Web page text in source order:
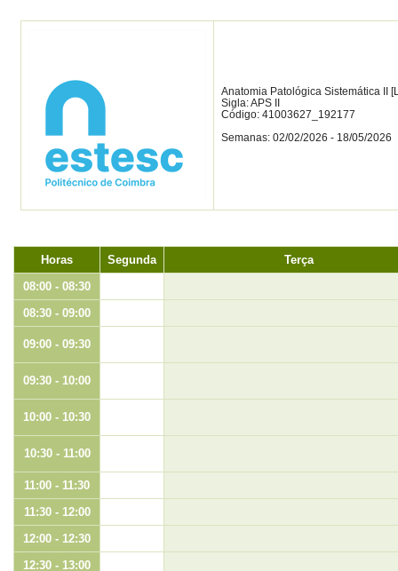
Anatomia Patológica Sistemática II
Sigla: APS II
Código: 41003627_192177
Semanas: 02/02/2026 - 18/05/2026
Horas Segunda
Terça
08:00 - 08:30
08:30 - 09:00
09:00 - 09:30
09:30 - 10:00
10:00 - 10:30
10:30 - 11:00
11:00 - 11:30
11:30 - 12:00
12:00 - 12:30
12:30 - 13:00